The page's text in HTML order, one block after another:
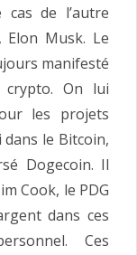
de l’autre
Elon Musk. Le
manifesté
On lui
les projets
le Bitcoin,
Dogecoin. Il
Cook, le PDG
dans ces
Ces